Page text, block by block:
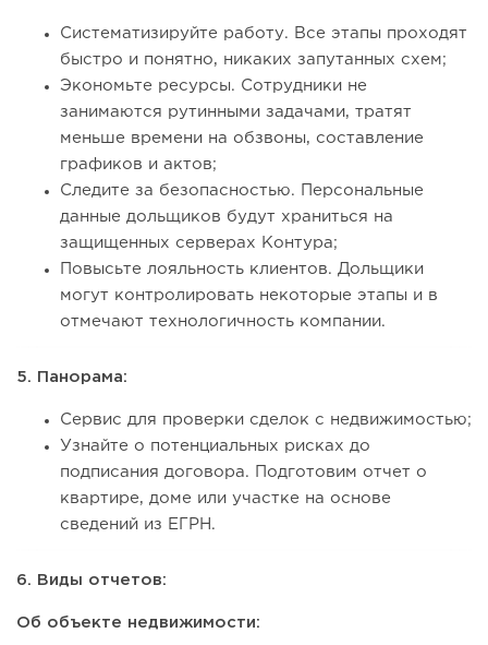
Систематизируйте работу. Все этапы проходят
быстро и понятно, никаких запутанных схем;
Экономьте ресурсы. Сотрудники не
занимаются рутинными задачами, тратят
меньше времени на обзвоны, составление
графиков и актов;
Следите за безопасностью. Персональные
данные дольщиков будут храниться на
защищенных серверах Контура;
Повысьте лояльность клиентов. Дольщики
могут контролировать некоторые этапы и в
отмечают технологичность компании.
5. Панорама:
Сервис для проверки сделок с недвижимостью;
Узнайте о потенциальных рисках до
подписания договора. Подготовим отчет о
квартире, доме или участке на основе
сведений из ЕГРН.
6. Виды отчетов:
Об объекте недвижимости: